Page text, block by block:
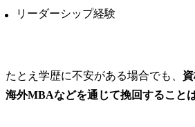
リーダーシップ経験
たとえ学歴に不安がある場合でも、
海外MBAなどを通じて挽回すること